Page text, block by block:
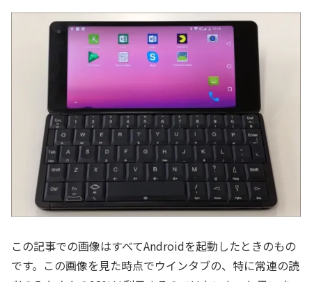
この記事での画像はすべてAndroidを起動したときのもの
です。この画像を見た時点でウインタブの、特に常連の読